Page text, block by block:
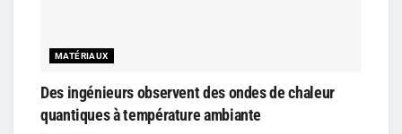
MATÉRIAUX
Des ingénieurs observent des ondes de chaleur
quantiques à température ambiante